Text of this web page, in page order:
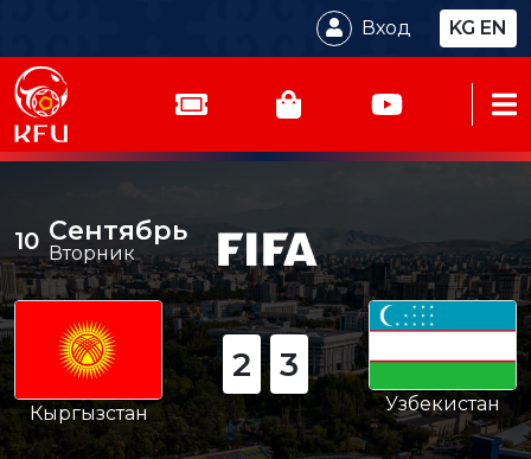
Вход KG EN
10 Сентябрь
Вторник
Кыргызстан
2 3
Узбекистан